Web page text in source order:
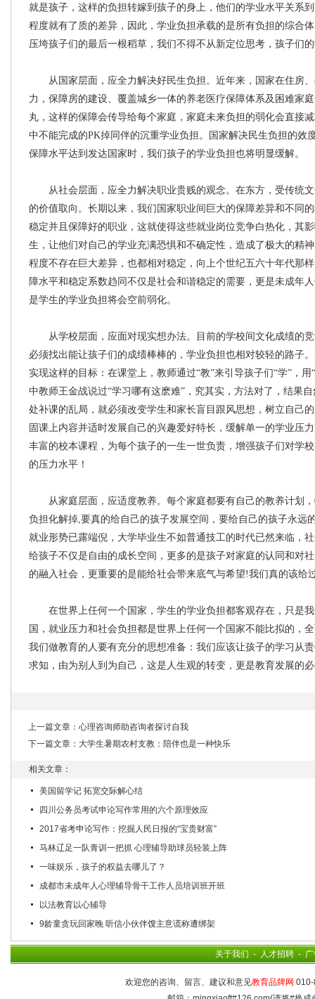
就是孩子，这样的负担转嫁到孩子的身上，他们的学业水平关系
程度就有了质的差异，因此，学业负担承载的是所有负担的综合
压垮孩子们的最后一根稻草，我们不得不从新定位思考，孩子们
从国家层面，应全力解决好民生负担。近年来，国家在住房、
力，保障房的建设、覆盖城乡一体的养老医疗保障体系及困难家
丸，这样的保障会传导给每个家庭，家庭未来负担的弱化会直接
中不能完成的PK掉同伴的沉重学业负担。国家解决民生负担的效
保障水平达到发达国家时，我们孩子的学业负担也将明显缓解。
从社会层面，应全力解决职业贵贱的观念。在东方，受传统文
的价值取向。长期以来，我们国家职业间巨大的保障差异和不同
稳定并且保障好的职业，这就使得这些就业岗位竞争白热化，其
生，让他们对自己的学业充满恐惧和不确定性，造成了极大的精
程度不存在巨大差异，也都相对稳定，向上个世纪五六十年代那
障水平和稳定系数趋同不仅是社会和谐稳定的需要，更是未成年
是学生的学业负担将会空前弱化。
从学校层面，应面对现实想办法。目前的学校间文化成绩的竞
必须找出能让孩子们的成绩棒棒的，学业负担也相对较轻的路子
实现这样的目标：在课堂上，教师通过“教”来引导孩子们“学”，
中教师王金战说过“学习哪有这麽难”，究其实，方法对了，结果
处补课的乱局，就必须改变学生和家长盲目跟风思想，树立自己
固课上内容并适时发展自己的兴趣爱好特长，缓解单一的学业压
丰富的校本课程，为每个孩子的一生一世负责，增强孩子们对学
的压力水平！
从家庭层面，应适度教养。每个家庭都要有自己的教养计划，
负担化解掉,要真的给自己的孩子发展空间，要给自己的孩子永远
就业形势已露端倪，大学毕业生不如普通技工的时代已然来临，
给孩子不仅是自由的成长空间，更多的是孩子对家庭的认同和对
的融入社会，更重要的是能给社会带来底气与希望!我们真的该给
在世界上任何一个国家，学生的学业负担都客观存在，只是我
国，就业压力和社会负担都是世界上任何一个国家不能比拟的，
我们做教育的人要有充分的思想准备：我们应该让孩子的学习从
求知，由为别人到为自己，这是人生观的转变，更是教育发展的
上一篇文章： 心理咨询师助咨询者探讨自我
下一篇文章： 大学生暑期农村支教：陪伴也是一种快乐
相关文章：
美国留学记 拓宽交际解心结
四川公务员考试申论写作常用的六个原理效应
2017省考申论写作：挖掘人民日报的“宝贵财富”
马林辽足一队青训一把抓 心理辅导助球员轻装上阵
一味娱乐，孩子的权益去哪儿了？
成都市未成年人心理辅导骨干工作人员培训班开班
以法教育以心辅导
9龄童贪玩回家晚 听信小伙伴馊主意谎称遭绑架
关于我们 - 人才招聘 -
欢迎您的咨询、留言、建议和意见教育品牌网